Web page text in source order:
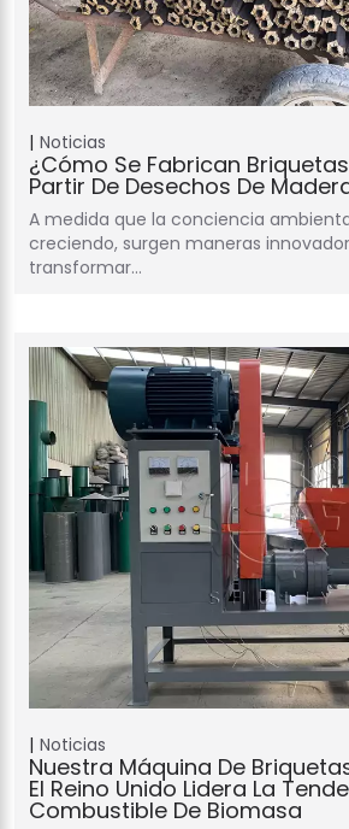
Noticias
¿Cómo Se Fabrican
Partir De Desechos De
A medida que la conciencia
creciendo, surgen maneras
transformar…
Noticias
Nuestra Máquina De
El Reino Unido Lidera La
Combustible De Biomasa